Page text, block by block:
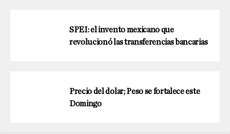
SPEI: el invento mexicano que
revolucionó las transferencias bancarias
Precio del dolar; Peso se fortalece este
Domingo